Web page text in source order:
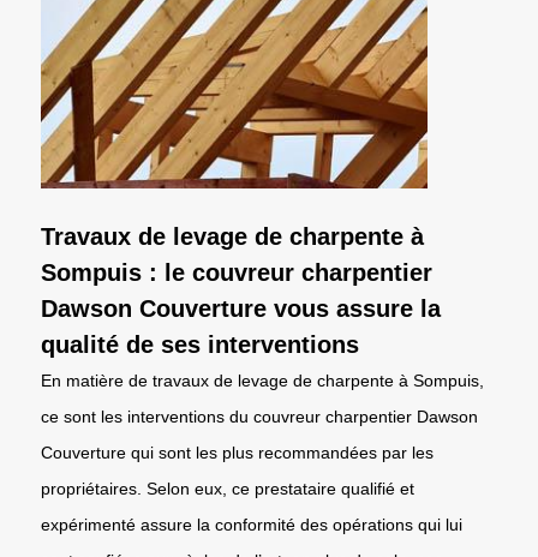
Travaux de levage de charpente à
Sompuis : le couvreur charpentier
Dawson Couverture vous assure la
qualité de ses interventions
En matière de travaux de levage de charpente à Sompuis,
ce sont les interventions du couvreur charpentier Dawson
Couverture qui sont les plus recommandées par les
propriétaires. Selon eux, ce prestataire qualifié et
expérimenté assure la conformité des opérations qui lui